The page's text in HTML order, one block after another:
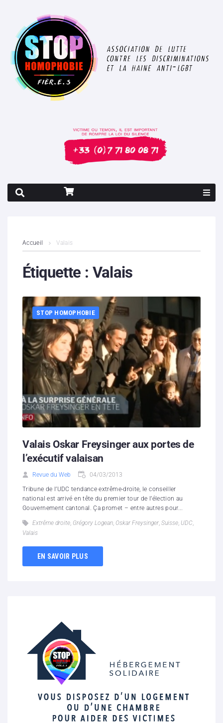
Contenus litigieux
Boutique
Partenaires
Contacts
Hébergement solidaire
Accueil Valais
Étiquette : Valais
STOP HOMOPHOBIE
Valais Oskar Freysinger aux portes de
l’exécutif valaisan
Revue du Web 04/03/2013
Tribune de l’UDC tendance extrême-droite, le conseiller
national est arrivé en tête du premier tour de l’élection au
Gouvernement cantonal. Ça promet – entre autres pour...
Extrême droite, Grégory Logean, Oskar Freysinger, Suisse, UDC,
Valais
EN SAVOIR PLUS